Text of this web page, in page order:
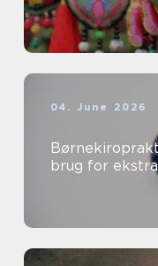
04. June 2026
brug for